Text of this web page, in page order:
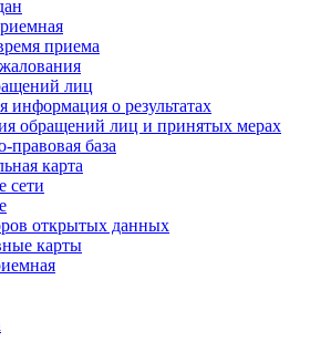
приема
лиц
информация о результатах
обращений лиц и принятых мерах
база
карта
сети
открытых данных
карты